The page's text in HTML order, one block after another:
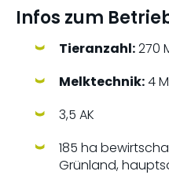
Infos zum
Tieranzahl:270
Melktechnik:4
3,5 AK
185 ha
Grünland,